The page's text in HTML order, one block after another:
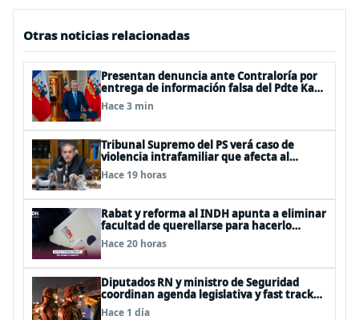
Otras noticias relacionadas
Presentan denuncia ante Contraloría por
entrega de información falsa del Pdte Kast
en cadena nacional
Hace 3 min
Tribunal Supremo del PS verá caso de
violencia intrafamiliar que afecta al
senador Fidel Espinoza
Hace 19 horas
Rabat y reforma al INDH apunta a eliminar
facultad de querellarse para hacerlo
“consultivo”
Hace 20 horas
Diputados RN y ministro de Seguridad
coordinan agenda legislativa y fast track
de proyectos
Hace 1 día